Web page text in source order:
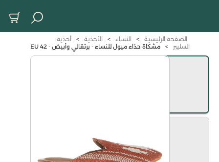
الصفحة الرئيسية > النساء > الأحذية >
أحذية
السليبر
> مشكاة حذاء ميول للنساء - برتقالي وأبيض - 42 EU